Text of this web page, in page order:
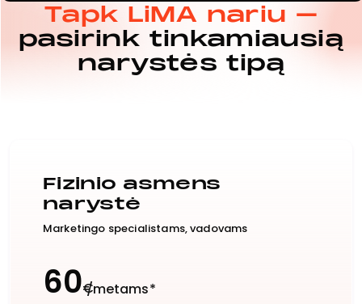
Tapk LiMA nariu –
pasirink tinkamiausią
narystės tipą
Fizinio asmens
narystė
Marketingo specialistams, vadovams
60€
/metams*